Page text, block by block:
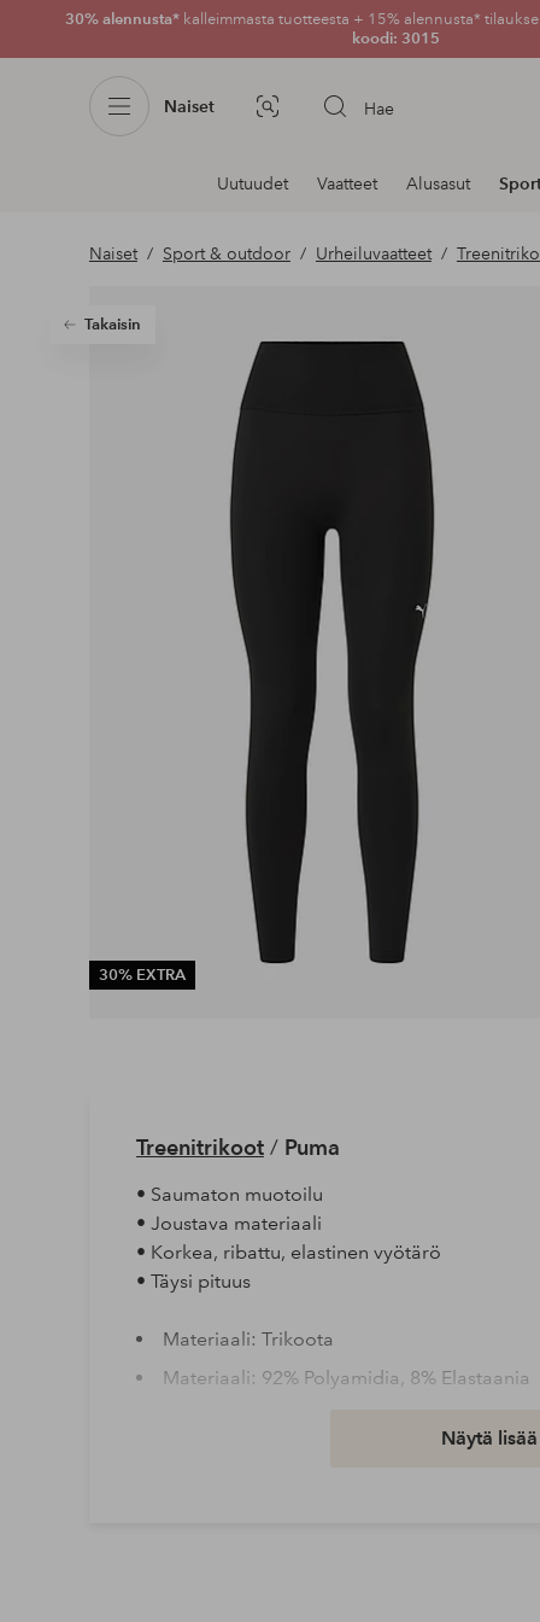
30% alennusta* kalleimmasta tuotteesta + 15% alennusta*
koodi: 3015
Naiset Kuvahaku Hae
Navigointi
osastoilla
Uutuudet Vaatteet Alusasut
Naiset Sport & outdoor Urheiluvaatteet
Takaisin
30% EXTRA
Treenitrikoot/ Puma
• Saumaton muotoilu
• Joustava materiaali
• Korkea, ribattu, elastinen vyötärö
• Täysi pituus
Materiaali: Trikoota
Materiaali: 92% Polyamidia, 8% Elastaania
Näytä lisää